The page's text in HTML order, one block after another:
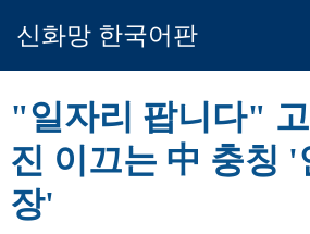
신화망 한국어판
"일자리 팝니다"
진 이끄는 中 충칭 '
장'